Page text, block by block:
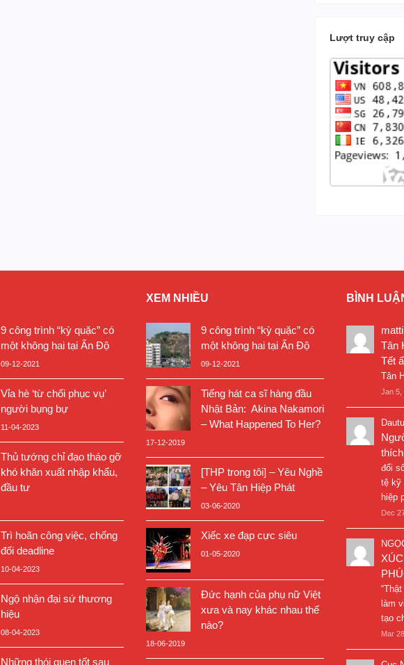
Lượt truy cập
9 công trình “kỳ quặc” có
một không hai tại Ấn Độ
09-12-2021
Vỉa hè ‘từ chối phục vụ’
người bụng bự
11-04-2023
Thủ tướng chỉ đạo tháo gỡ
khó khăn xuất nhập khẩu,
đầu tư
Trì hoãn công việc, chống
đối deadline
10-04-2023
Ngộ nhận đại sứ thương
hiệu
08-04-2023
Những thói quen tốt sau
XEM NHIỀU
9 công trình “kỳ quặc” có
một không hai tại Ấn Độ
09-12-2021
Tiếng hát ca sĩ hàng đầu
Nhật Bản: Akina Nakamori
– What Happened To Her?
17-12-2019
[THP trong tôi] – Yêu Nghề
– Yêu Tân Hiệp Phát
03-06-2020
Xiếc xe đạp cực siêu
01-05-2020
Đức hạnh của phụ nữ Việt
xưa và nay khác nhau thế
nào?
18-06-2019
BÌNH
matti
Tân
Tết
Tân
Jan 5,
đổi
tệ kỹ
hiệp
Dec
“
làm
tạo
Mar